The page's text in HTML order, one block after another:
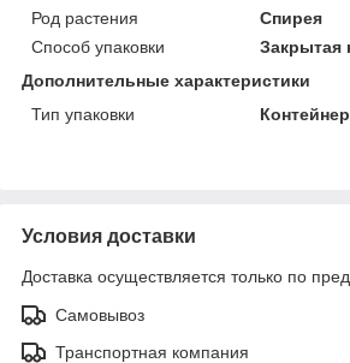
Род растения
Спирея
Способ упаковки
Закрытая
Дополнительные характеристики
Тип упаковки
Контейнер
Условия доставки
Доставка осуществляется только по
Самовывоз
Транспортная компания